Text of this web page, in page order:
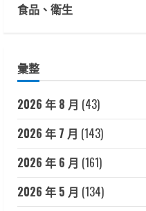
食品、衛生
彙整
2026 年 8 月 (43)
2026 年 7 月 (143)
2026 年 6 月 (161)
2026 年 5 月 (134)